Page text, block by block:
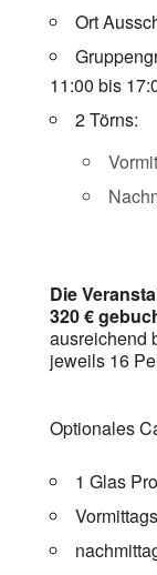
Ort
11:00 bis
2 Törns:
Die
320 €
ausreichend
jeweils 16
Optionales
1 Glas